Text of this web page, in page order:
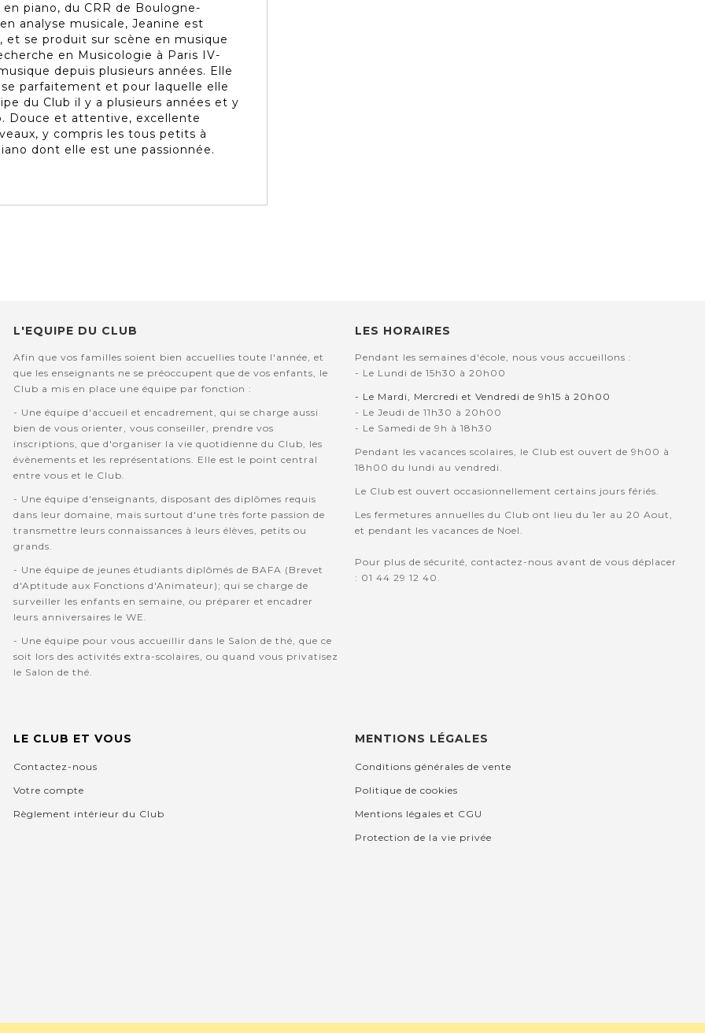
piano, du CRR de Boulogne-
analyse musicale, Jeanine est
et se produit sur scène en musique
en Musicologie à Paris IV-
depuis plusieurs années. Elle
parfaitement et pour laquelle elle
du Club il y a plusieurs années et y
Douce et attentive, excellente
y compris les tous petits à
dont elle est une passionnée.
L'EQUIPE DU CLUB
Afin que vos familles soient bien accuellies toute l'année, et
que les enseignants ne se préoccupent que de vos enfants, le
Club a mis en place une équipe par fonction :
- Une équipe d'accueil et encadrement, qui se charge aussi
bien de vous orienter, vous conseiller, prendre vos
inscriptions, que d'organiser la vie quotidienne du Club, les
évènements et les représentations. Elle est le point central
entre vous et le Club.
- Une équipe d'enseignants, disposant des diplômes requis
dans leur domaine, mais surtout d'une très forte passion de
transmettre leurs connaissances à leurs élèves, petits ou
grands.
- Une équipe de jeunes étudiants diplômés de BAFA (Brevet
d'Aptitude aux Fonctions d'Animateur); qui se charge de
surveiller les enfants en semaine, ou préparer et encadrer
leurs anniversaires le WE.
- Une équipe pour vous accueillir dans le Salon de thé, que ce
soit lors des activités extra-scolaires, ou quand vous privatisez
le Salon de thé.
LES HORAIRES
Pendant les semaines d'école, nous vous accueillons :
- Le Lundi de 15h30 à 20h00
- Le Mardi, Mercredi et Vendredi de 9h15 à 20h00
- Le Jeudi de 11h30 à 20h00
- Le Samedi de 9h à 18h30
Pendant les vacances scolaires, le Club est ouvert de 9h00 à
18h00 du lundi au vendredi.
Le Club est ouvert occasionnellement certains jours fériés.
Les fermetures annuelles du Club ont lieu du 1er au 20 Aout,
et pendant les vacances de Noel.
Pour plus de sécurité, contactez-nous avant de vous déplacer
: 01 44 29 12 40.
LE CLUB ET VOUS
Contactez-nous
Votre compte
Règlement intérieur du Club
MENTIONS LÉGALES
Conditions générales de vente
Politique de cookies
Mentions légales et CGU
Protection de la vie privée